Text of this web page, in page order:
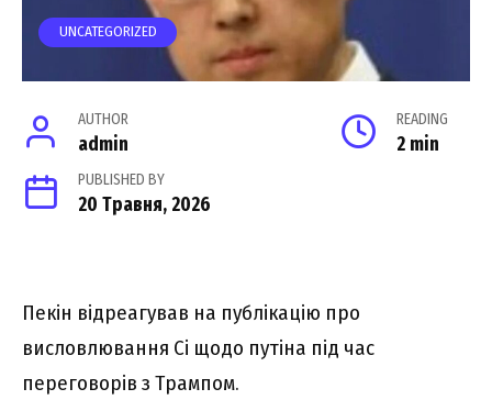
UNCATEGORIZED
AUTHOR
admin
READING
2 min
PUBLISHED BY
20 Травня, 2026
Пекін відреагував на публікацію про
висловлювання Сі щодо путіна під час
переговорів з Трампом.